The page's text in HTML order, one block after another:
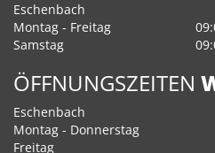
Eschenbach
Montag - Freitag
Samstag
ÖFFNUNGSZEITEN
Eschenbach
Montag - Donnerstag
Freitag